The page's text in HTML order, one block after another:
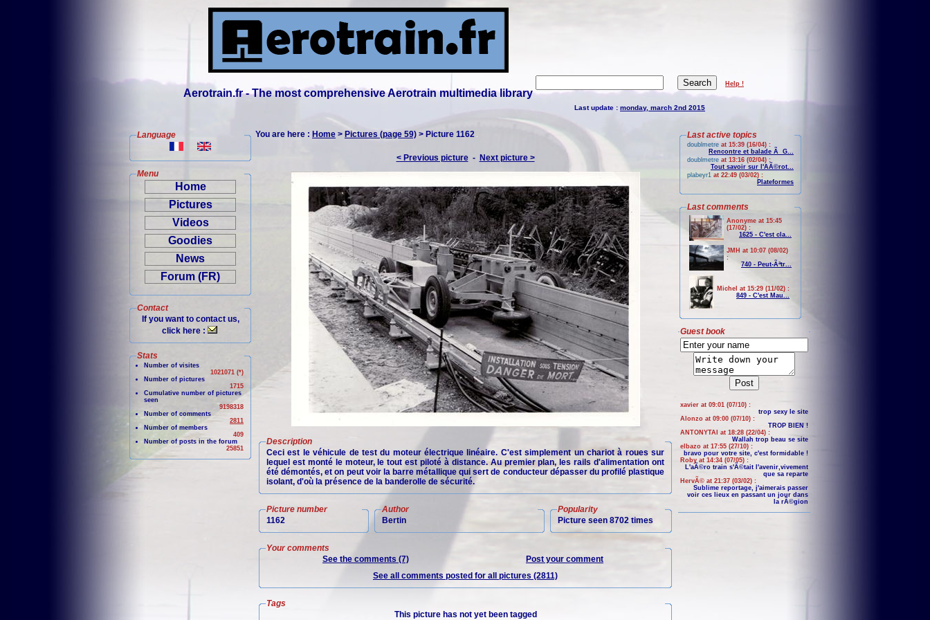
Aerotrain.fr - The most comprehensive Aerotrain multimedia library
Help !
Last update : monday, march 2nd 2015
Language
Menu
Home
Pictures
Videos
Goodies
News
Forum (FR)
Contact
If you want to contact us,
click here :
Stats
Number of visites
1021071 (*)
Number of pictures
1715
Cumulative number of pictures
seen
9198318
Number of comments
2811
Number of members
409
Number of posts in the forum
25851
You are here : Home > Pictures (page 59) > Picture 1162
< Previous picture- Next picture >
Description
Ceci est le véhicule de test du moteur électrique linéaire. C'est simplement un chariot à roues sur
lequel est monté le moteur, le tout est piloté à distance. Au premier plan, les rails d'alimentation ont
été démontés, et on peut voir la barre métallique qui sert de conducteur dépasser du profilé plastique
isolant, d'où la présence de la banderolle de sécurité.
Picture number
1162
Author
Bertin
Popularity
Picture seen 8702 times
Your comments
See the comments (7)
Post your comment
See all comments posted for all pictures (2811)
Tags
This picture has not yet been tagged
Last active topics
doublmetre at 15:39 (16/04) :
Rencontre et balade Ã G...
doublmetre at 13:16 (02/04) :
Tout savoir sur l'AÃ©rot...
plabeyr1 at 22:49 (03/02) :
Plateformes
Last comments
Anonyme at 15:45
(17/02) :
1625 - C'est cla...
JMH at 10:07 (08/02)
:
740 - Peut-Ãªtr...
Michel at 15:29 (11/02) :
849 - C'est Mau...
Guest book
xavier at 09:01 (07/10) :
trop sexy le site
Alonzo at 09:00 (07/10) :
TROP BIEN !
ANTONYTAI at 18:28 (22/04) :
Wallah trop beau se site
elbazo at 17:55 (27/10) :
bravo pour votre site, c'est formidable !
Roby at 14:34 (07/05) :
L'aÃ©ro train s'Ã©tait l'avenir,vivement
que sa reparte
HervÃ© at 21:37 (03/02) :
Sublime reportage, j'aimerais passer
voir ces lieux en passant un jour dans
la rÃ©gion